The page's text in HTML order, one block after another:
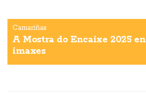
Camariñas
A Mostra do Encaixe 2025 en
imaxes